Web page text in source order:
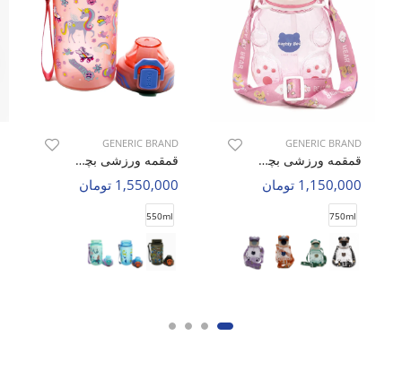
GENERIC BRAND
قمقمه ورزشی بچه گانه بدون برند Bear Bottle C
1,150,000 تومان
750ml
GENERIC BRAND
قمقمه ورزشی بچه گانه بدون برند Tiny Zoo C
1,550,000 تومان
550ml